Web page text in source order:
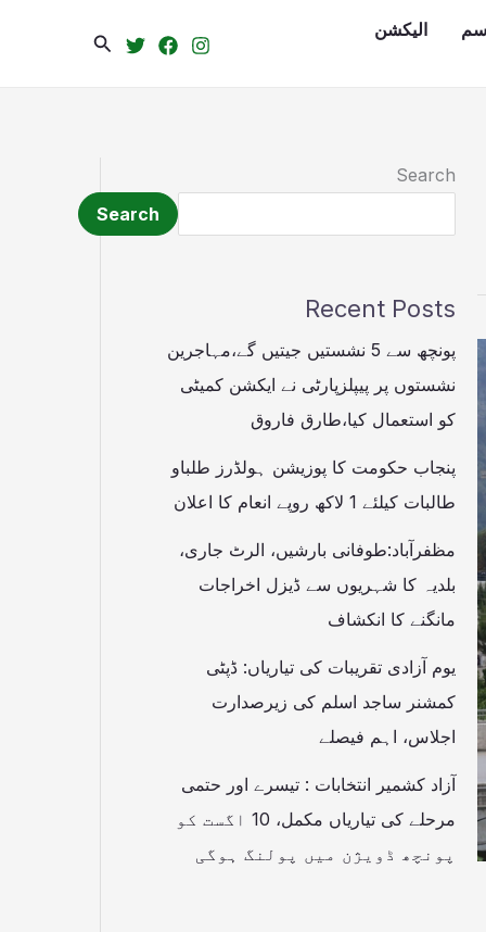
الیکشن Search
Search
Search
Recent Posts
پونچھ سے 5 نشستیں جیتیں گے،مہاجرین
نشستوں پر پیپلزپارٹی نے ایکشن کمیٹی
کو استعمال کیا،طارق فاروق
پنجاب حکومت کا پوزیشن ہولڈرز طلباو
طالبات کیلئے 1 لاکھ روپے انعام کا اعلان
مظفرآباد:طوفانی بارشیں، الرٹ جاری،
بلدیہ کا شہریوں سے ڈیزل اخراجات
مانگنے کا انکشاف
یوم آزادی تقریبات کی تیاریاں: ڈپٹی
کمشنر ساجد اسلم کی زیرصدارت
اجلاس، اہم فیصلے
آزاد کشمیر انتخابات : تیسرے اور حتمی
مرحلے کی تیاریاں مکمل، 10 اگست کو
پونچھ ڈویژن میں پولنگ ہوگی